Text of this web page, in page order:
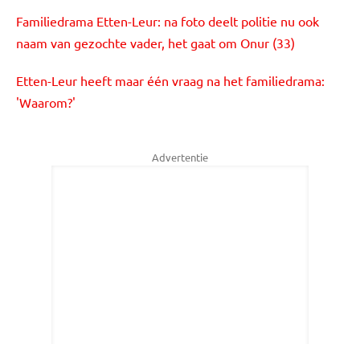
Familiedrama Etten-Leur: na foto deelt politie nu ook
naam van gezochte vader, het gaat om Onur (33)
Etten-Leur heeft maar één vraag na het familiedrama:
'Waarom?'
Advertentie